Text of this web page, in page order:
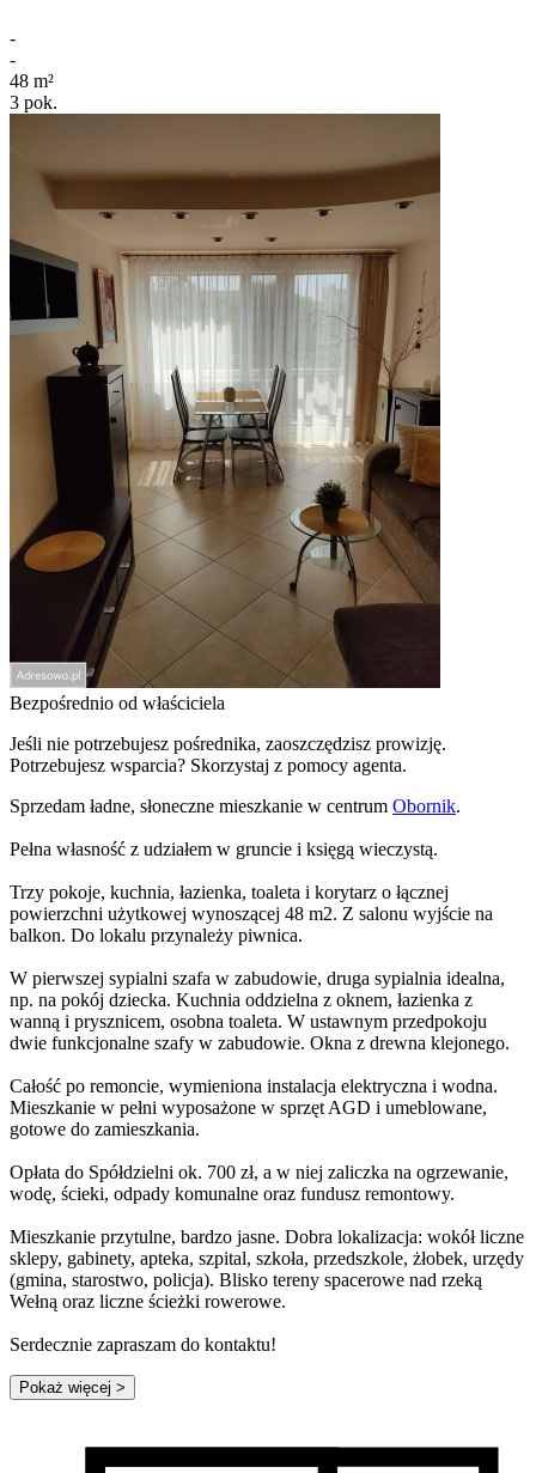
-
-
48 m²
3 pok.
Bezpośrednio od właściciela
Jeśli nie potrzebujesz pośrednika, zaoszczędzisz prowizję.
Potrzebujesz wsparcia? Skorzystaj z pomocy agenta.
Sprzedam ładne, słoneczne mieszkanie w centrum Obornik.
Pełna własność z udziałem w gruncie i księgą wieczystą.
Trzy pokoje, kuchnia, łazienka, toaleta i korytarz o łącznej
powierzchni użytkowej wynoszącej 48 m2. Z salonu wyjście na
balkon. Do lokalu przynależy piwnica.
W pierwszej sypialni szafa w zabudowie, druga sypialnia idealna,
np. na pokój dziecka. Kuchnia oddzielna z oknem, łazienka z
wanną i prysznicem, osobna toaleta. W ustawnym przedpokoju
dwie funkcjonalne szafy w zabudowie. Okna z drewna klejonego.
Całość po remoncie, wymieniona instalacja elektryczna i wodna.
Mieszkanie w pełni wyposażone w sprzęt AGD i umeblowane,
gotowe do zamieszkania.
Opłata do Spółdzielni ok. 700 zł, a w niej zaliczka na ogrzewanie,
wodę, ścieki, odpady komunalne oraz fundusz remontowy.
Mieszkanie przytulne, bardzo jasne. Dobra lokalizacja: wokół liczne
sklepy, gabinety, apteka, szpital, szkoła, przedszkole, żłobek, urzędy
(gmina, starostwo, policja). Blisko tereny spacerowe nad rzeką
Wełną oraz liczne ścieżki rowerowe.
Serdecznie zapraszam do kontaktu!
Pokaż więcej >